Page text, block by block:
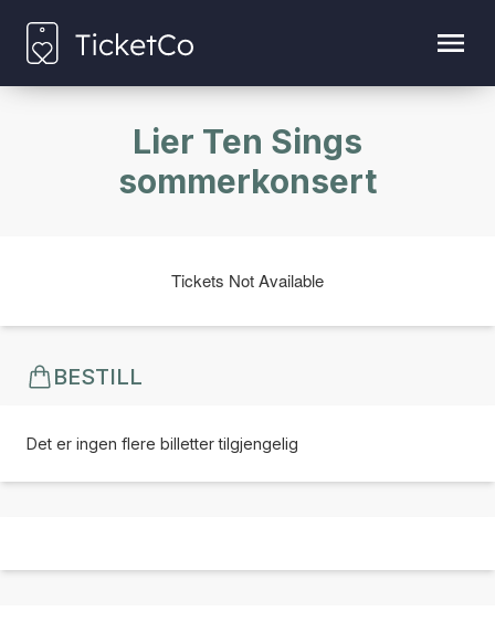
Lier Ten Sings
sommerkonsert
Tickets Not Available
BESTILL
Det er ingen flere billetter tilgjengelig